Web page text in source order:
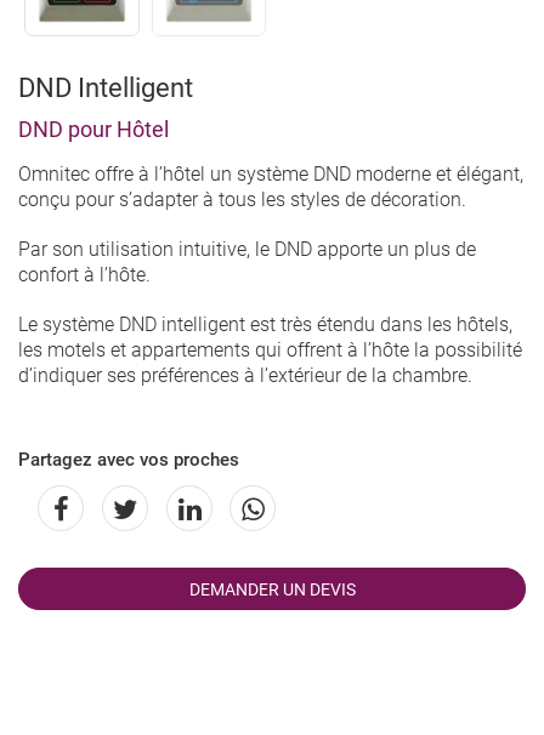
DND Intelligent
DND pour Hôtel
Omnitec offre à l’hôtel un système DND moderne et élégant,
conçu pour s’adapter à tous les styles de décoration.
Par son utilisation intuitive, le DND apporte un plus de
confort à l’hôte.
Le système DND intelligent est très étendu dans les hôtels,
les motels et appartements qui offrent à l’hôte la possibilité
d’indiquer ses préférences à l’extérieur de la chambre.
Partagez avec vos proches
DEMANDER UN DEVIS